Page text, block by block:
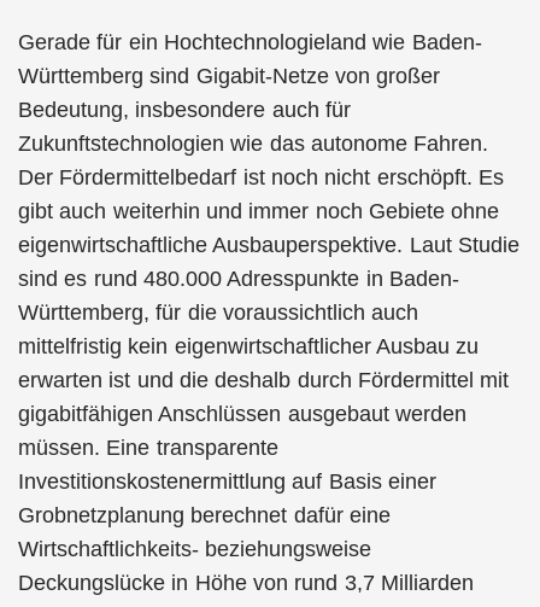
Gerade für ein Hochtechnologieland wie Baden-
Württemberg sind Gigabit-Netze von großer
Bedeutung, insbesondere auch für
Zukunftstechnologien wie das autonome Fahren.
Der Fördermittelbedarf ist noch nicht erschöpft. Es
gibt auch weiterhin und immer noch Gebiete ohne
eigenwirtschaftliche Ausbauperspektive. Laut Studie
sind es rund 480.000 Adresspunkte in Baden-
Württemberg, für die voraussichtlich auch
mittelfristig kein eigenwirtschaftlicher Ausbau zu
erwarten ist und die deshalb durch Fördermittel mit
gigabitfähigen Anschlüssen ausgebaut werden
müssen. Eine transparente
Investitionskostenermittlung auf Basis einer
Grobnetzplanung berechnet dafür eine
Wirtschaftlichkeits- beziehungsweise
Deckungslücke in Höhe von rund 3,7 Milliarden